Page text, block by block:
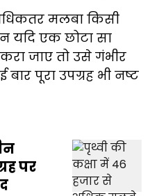
मलबा किसी
यदि एक छोटा सा
जाए तो उसे गंभीर
पूरा उपग्रह भी नष्ट
पर